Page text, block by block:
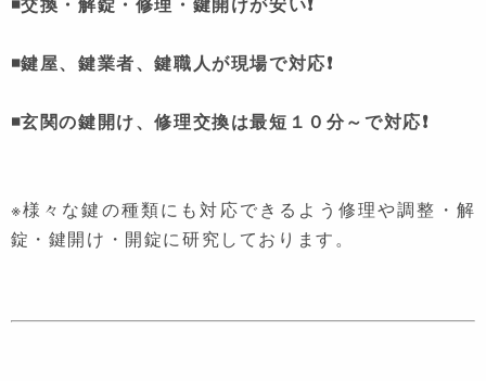
◾鍵屋、鍵業者、鍵職人が現場で対応❗
◾玄関の鍵開け、修理交換は最短１０分～で対応❗
※様々な鍵の種類にも対応できるよう修理や調整・解
錠・鍵開け・開錠に研究しております。